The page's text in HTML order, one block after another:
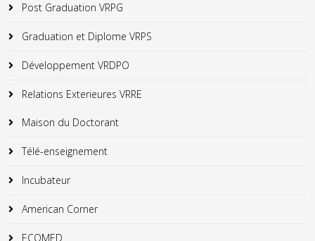
Post Graduation VRPG
Graduation et Diplome VRPS
Développement VRDPO
Relations Exterieures VRRE
Maison du Doctorant
Télé-enseignement
Incubateur
American Corner
ECOMED